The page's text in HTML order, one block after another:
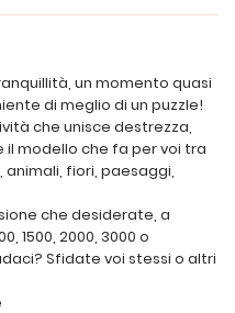
un momento quasi
di meglio di un puzzle!
che unisce destrezza,
il modello che fa per voi tra
fiori, paesaggi,
che desiderate, a
1500, 2000, 3000 o
Sfidate voi stessi o altri